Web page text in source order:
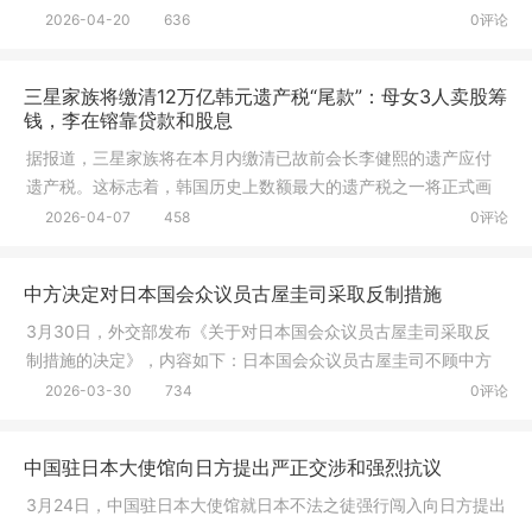
日本气象
0评论
2026-04-20 636
三星家族将缴清12万亿韩元遗产税“尾款”：母女3人卖股筹
钱，李在镕靠贷款和股息
据报道，三星家族将在本月内缴清已故前会长李健熙的遗产应付
遗产税。这标志着，韩国历史上数额最大的遗产税之一将正式画
上句号。
0评论
2026-04-07 458
中方决定对日本国会众议员古屋圭司采取反制措施
3月30日，外交部发布《关于对日本国会众议员古屋圭司采取反
制措施的决定》，内容如下：日本国会众议员古屋圭司不顾中方
强烈反对
0评论
2026-03-30 734
中国驻日本大使馆向日方提出严正交涉和强烈抗议
3月24日，中国驻日本大使馆就日本不法之徒强行闯入向日方提出